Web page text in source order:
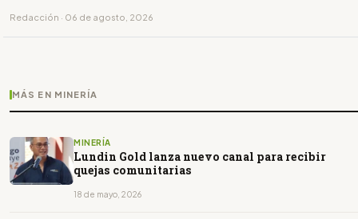
Redacción · 06 de agosto, 2026
MÁS EN MINERÍA
MINERÍA
Lundin Gold lanza nuevo canal para recibir
quejas comunitarias
18 de mayo, 2026